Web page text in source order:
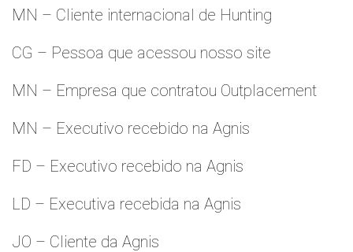
MN – Cliente internacional de Hunting
CG – Pessoa que acessou nosso site
MN – Empresa que contratou Outplacement
MN – Executivo recebido na Agnis
FD – Executivo recebido na Agnis
LD – Executiva recebida na Agnis
JO – Cliente da Agnis